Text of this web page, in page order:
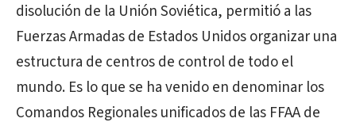
disolución de la Unión Soviética, permitió a las
Fuerzas Armadas de Estados Unidos organizar una
estructura de centros de control de todo el
mundo. Es lo que se ha venido en denominar los
Comandos Regionales unificados de las FFAA de